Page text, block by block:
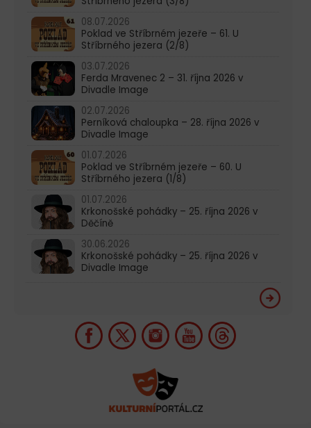
08.07.2026
Poklad ve Stříbrném jezeře – 61. U
Stříbrného jezera (2/8)
03.07.2026
Ferda Mravenec 2 – 31. října 2026 v
Divadle Image
02.07.2026
Perníková chaloupka – 28. října 2026 v
Divadle Image
01.07.2026
Poklad ve Stříbrném jezeře – 60. U
Stříbrného jezera (1/8)
01.07.2026
Krkonošské pohádky – 25. října 2026 v
Děčíně
30.06.2026
Krkonošské pohádky – 25. října 2026 v
Divadle Image